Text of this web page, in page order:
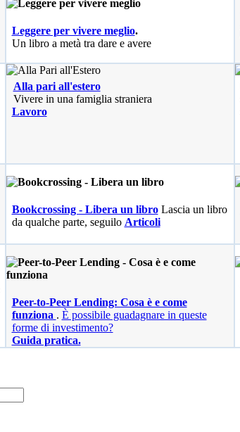
Leggere per vivere meglio.
Un libro a metà tra dare e avere
Alla pari all'estero
Vivere in una famiglia straniera
Lavoro
Bookcrossing - Libera un libroLascia un libro
da qualche parte, seguilo Articoli
Peer-to-Peer Lending: Cosa è e come
funziona . È possibile guadagnare in queste
forme di investimento?
Guida pratica.